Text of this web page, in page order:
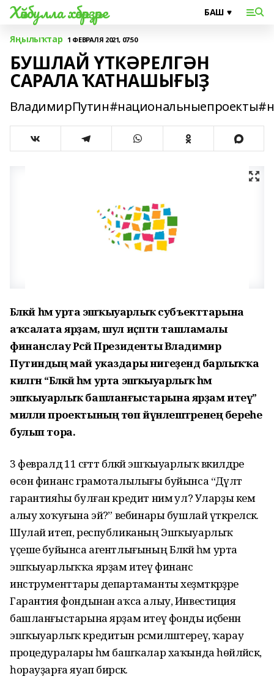
Хәйбулла хәбәрҙәре
Яңылыҡтар 1 ФЕВРАЛЯ 2021, 07:50
БУШЛАЙ ҮТКӘРЕЛГӘН
САРАЛА ҠАТНАШЫҒЫҘ
Бәләкәй һәм урта эшҡыуарлыҡ субъекттарына
аҡсалата ярҙам, шул иҫәптән ташламалы
финанслау Рәсәй Президенты Владимир
Путиндың май указдары нигеҙендә барлыҡҡа
килгән “Бәләкәй һәм урта эшҡыуарлыҡ һәм
эшҡыуарлыҡ башланғыстарына ярҙам итеү”
милли проектының төп йүнәлештәренең береһе
булып тора.
3 февралдә 11 сәғәттә бәләкәй эшҡыуарлыҡ вәкилдәре
өсөн финанс грамоталылығы буйынса “Дәүләт
гарантияһы булған кредит нимә ул? Уларҙы кем
алыу хоҡуғына эйә?” вебинары бушлай үткәреләсәк.
Шулай итеп, республиканың Эшҡыуарлыҡ
үҫеше буйынса агентлығының Бәләкәй һәм урта
эшҡыуарлыҡҡа ярҙам итеү финанс
инструменттары департаманты хеҙмәткәрҙәре
Гарантия фондынан аҡса алыу, Инвестиция
башланғыстарына ярҙам итеү фонды иҫәбенән
эшҡыуарлыҡ кредитын рәсмиләштереү, ҡарау
процедуралары һәм башҡалар хаҡында һөйләйәсәк,
һорауҙарға яуап бирәсәк.